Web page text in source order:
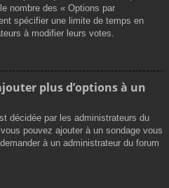
nombre des « Options par
spécifier une limite de temps en
à modifier leurs votes.
plus d’options à un
décidée par les administrateurs du
pouvez ajouter à un sondage vous
à un administrateur du forum